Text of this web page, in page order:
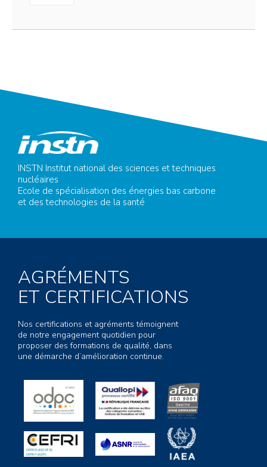
INSTN Institut national des sciences et techniques
nucléaires
Ecole de spécialisation des énergies bas carbone
et des technologies de la santé
AGRÉMENTS
ET CERTIFICATIONS
Nos certifications et agréments témoignent
de notre engagement quotidien pour
proposer des formations de qualité, dans
une démarche d’amélioration continue.